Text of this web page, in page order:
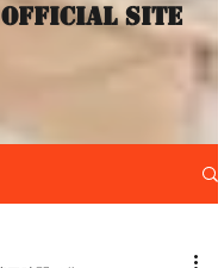
Official site